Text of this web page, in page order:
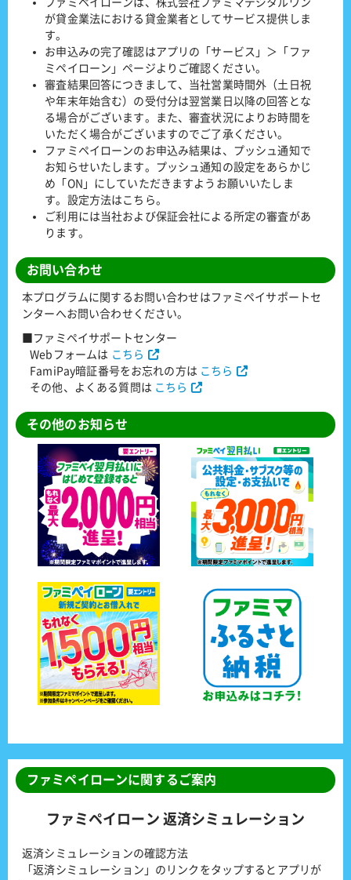
が貸金業法における貸金業者としてサービス提供しま
す。
お申込みの完了確認はアプリの「サービス」＞「ファ
ミペイローン」ページよりご確認ください。
審査結果回答につきまして、当社営業時間外（土日祝
や年末年始含む）の受付分は翌営業日以降の回答とな
る場合がございます。また、審査状況によりお時間を
いただく場合がございますのでご了承ください。
ファミペイローンのお申込み結果は、プッシュ通知で
お知らせいたします。プッシュ通知の設定をあらかじ
め「ON」にしていただきますようお願いいたしま
す。設定方法はこちら。
ご利用には当社および保証会社による所定の審査があ
ります。
お問い合わせ
本プログラムに関するお問い合わせはファミペイサポートセ
ンターへお問い合わせください。
■ファミペイサポートセンター
Webフォームは こちら
FamiPay暗証番号をお忘れの方は こちら
その他、よくある質問は こちら
その他のお知らせ
ファミペイローンに関するご案内
ファミペイローン 返済シミュレーション
返済シミュレーションの確認方法
「返済シミュレーション」のリンクをタップするとアプリが